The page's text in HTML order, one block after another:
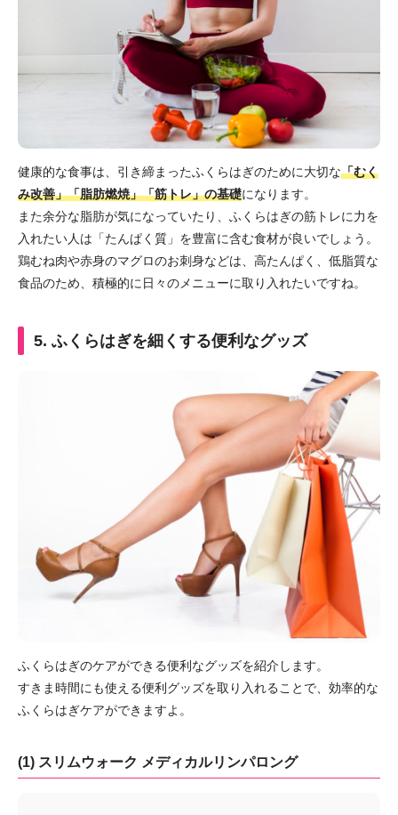
健康的な食事は、引き締まったふくらはぎのために大切な「むく
み改善」「脂肪燃焼」「筋トレ」の基礎になります。
また余分な脂肪が気になっていたり、ふくらはぎの筋トレに力を
入れたい人は「たんぱく質」を豊富に含む食材が良いでしょう。
鶏むね肉や赤身のマグロのお刺身などは、高たんぱく、低脂質な
食品のため、積極的に日々のメニューに取り入れたいですね。
5. ふくらはぎを細くする便利なグッズ
ふくらはぎのケアができる便利なグッズを紹介します。
すきま時間にも使える便利グッズを取り入れることで、効率的な
ふくらはぎケアができますよ。
(1) スリムウォーク メディカルリンパロング